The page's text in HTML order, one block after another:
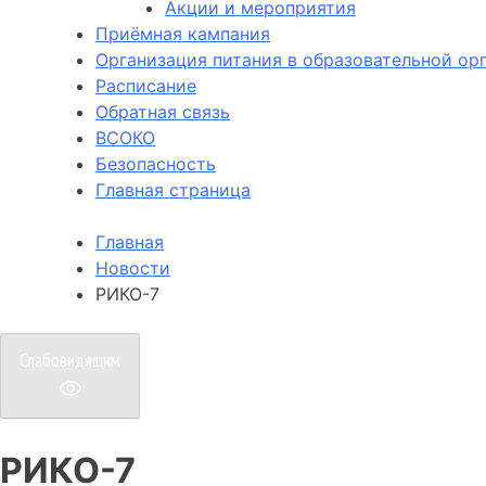
Акции и мероприятия
Приёмная кампания
Организация питания в образовательной
Расписание
Обратная связь
ВСОКО
Безопасность
Главная страница
Главная
Новости
РИКО-7
Слабовидящим
РИКО-7